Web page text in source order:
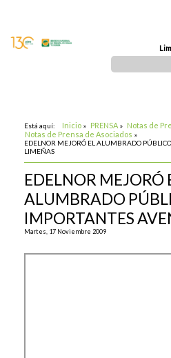
Está aquí: Inicio » PRENSA » Notas de
Notas de Prensa de Asociados »
EDELNOR MEJORÓ EL ALUMBRADO
LIMEÑAS
EDELNOR MEJORÓ
ALUMBRADO
IMPORTANTES
Martes, 17 Noviembre 2009